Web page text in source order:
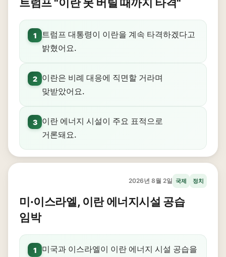
1
트럼프 대통령이 이란을 계속 타격하겠다고
밝혔어요.
2
이란은 비례 대응에 직면할 거라며
맞받았어요.
3
이란 에너지 시설이 주요 표적으로
거론돼요.
2026년 8월 2일 국제 정치
미·이스라엘, 이란 에너지시설 공습
임박
1
미국과 이스라엘이 이란 에너지 시설 공습을